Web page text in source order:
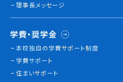
社会人・大学生・短大生の方へ
留学生の方へ(for Foreign Student)
卒業生の方へ・
理事長メッセージ
学費・奨学金
本校独⾃の学費サポート制度
学費サポート
住まいサポート